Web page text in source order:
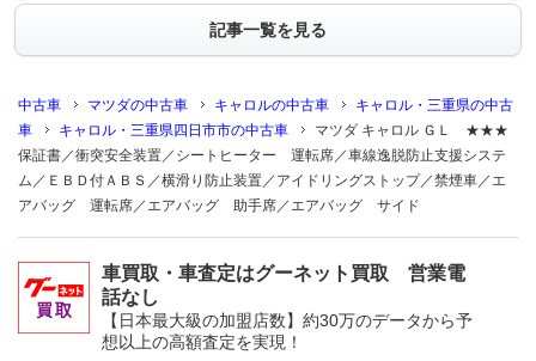
記事一覧を見る
中古車 マツダの中古車 キャロルの中古車
キャロル・三重県の中古
車
キャロル・三重県四日市市の中古車
マツダ キャロル ＧＬ ★★★
保証書／衝突安全装置／シートヒーター 運転席／車線逸脱防止支援システ
ム／ＥＢＤ付ＡＢＳ／横滑り防止装置／アイドリングストップ／禁煙車／エ
アバッグ 運転席／エアバッグ 助手席／エアバッグ サイド
車買取・車査定はグーネット買取 営業電
話なし
【日本最大級の加盟店数】約30万のデータから予
想以上の高額査定を実現！